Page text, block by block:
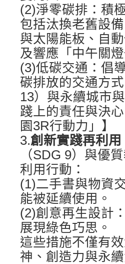
(2)淨零碳排：積
包括汰換老舊設
與太陽能板、自
及響應「中午關
(3)低碳交通：倡
碳排放的交通方
13）與永續城市
踐上的責任與決
園3R行動力」】
3.創新實踐再利用
（SDG 9）與優
利用行動：
(1)二手書與物資
能被延續使用。
(2)創意再生設計
展現綠色巧思。
這些措施不僅有
神、創造力與永續